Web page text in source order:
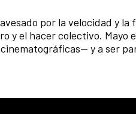
por la velocidad y
y el hacer colectivo.
y a ser